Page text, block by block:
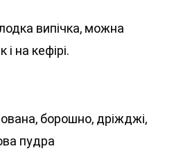
випічка, можна
на кефірі.
борошно, дріжджі,
пудра